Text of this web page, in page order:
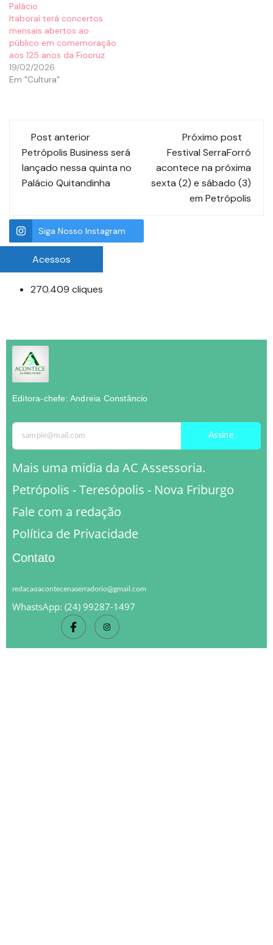
Palácio
Itaboraí terá concertos
mensais abertos ao
público em comemoração
aos 125 anos da Fiocruz
19/02/2026
Em "Cultura"
Post anterior
Petrópolis Business será
lançado nessa quinta no
Palácio Quitandinha
Próximo post
Festival SerraForró
acontece na próxima
sexta (2) e sábado (3)
em Petrópolis
Siga Nosso Instagram
Acessos
270.409 cliques
Editora-chefe: Andreia Constâncio
Assine
Mais uma midia da AC Assessoria.
Petrópolis - Teresópolis - Nova Friburgo
Fale com a redação
Política de Privacidade
Contato
redacaoacontecenaserradorio@gmail.com
WhastsApp: (24) 99287-1497